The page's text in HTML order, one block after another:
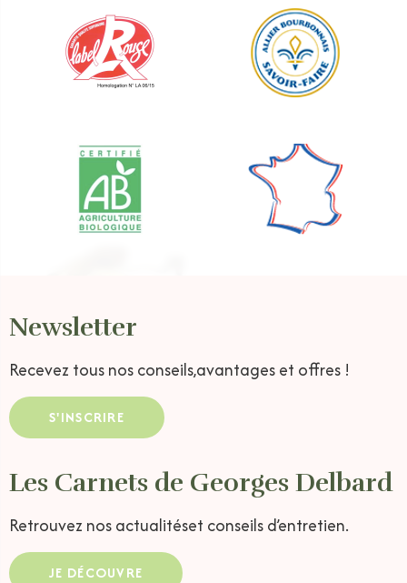
Newsletter
Recevez tous nos conseils,avantages et offres !
S'INSCRIRE
Les Carnets de Georges Delbard
Retrouvez nos actualitéset conseils d’entretien.
JE DÉCOUVRE